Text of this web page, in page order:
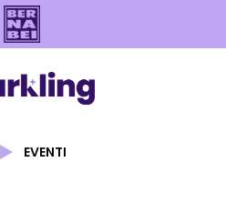
EVENTI